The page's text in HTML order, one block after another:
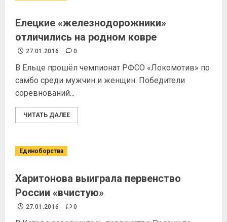
Елецкие «железнодорожники»
отличились на родном ковре
27.01.2016 0
В Ельце прошёл чемпионат РФСО «Локомотив» по
самбо среди мужчин и женщин. Победители
соревнований...
ЧИТАТЬ ДАЛЕЕ
Единоборства
Харитонова выиграла первенство
России «вчистую»
27.01.2016 0